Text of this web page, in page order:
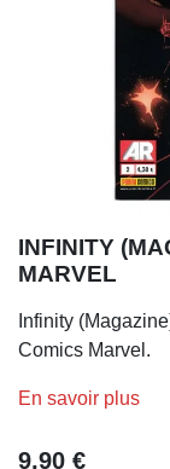
INFINITY
MARVEL
Infinity
Comics Marvel.
En savoir plus
9,90 €